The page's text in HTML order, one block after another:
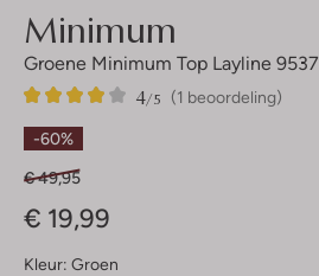
Minimum
Groene Minimum Top Layline 9537
(1 beoordeling)
4/5
1
4
Sterren
-60%
€ 49,95
€ 19,99
Kleur: Groen